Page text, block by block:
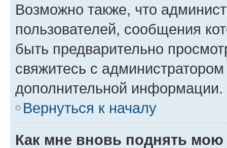
Возможно также, что
пользователей, сообщения
быть предварительно
свяжитесь с
дополнительной информации.
Вернуться к началу
Как мне вновь поднять мою